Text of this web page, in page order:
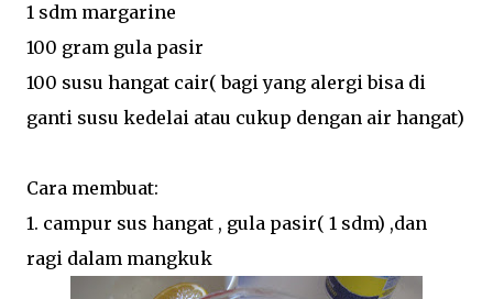
1 sdm margarine
100 gram gula pasir
100 susu hangat cair( bagi yang alergi bisa di
ganti susu kedelai atau cukup dengan air hangat)
Cara membuat:
1. campur sus hangat , gula pasir( 1 sdm) ,dan
ragi dalam mangkuk